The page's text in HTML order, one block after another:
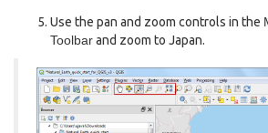
Use the pan and zoom controls in the
Toolbarand zoom to Japan.